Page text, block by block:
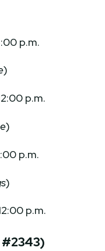
p.m.
)
p.m.
)
p.m.
)
p.m.